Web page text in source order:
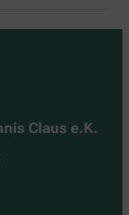
Claus e.K.